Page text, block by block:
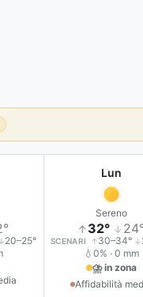
↓20–25°
Lun
Sereno
↑ 32° ↓ 24°
SCENARI ↑30–34° ↓
💧0% · 0 mm
⛈ in zona
Affidabilità